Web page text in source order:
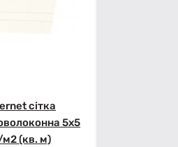
сітка
5x5
м2 (кв. м)